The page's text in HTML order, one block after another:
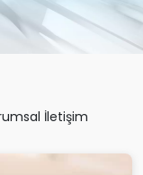
İletişim